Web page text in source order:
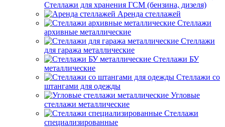
Стеллажи для хранения ГСМ (бензина, дизеля)
Аренда стеллажей
Стеллажи
архивные металлические
Стеллажи
для гаража металлические
Стеллажи БУ
металлические
Стеллажи со
штангами для одежды
Угловые
стеллажи металлические
Стеллажи
специализированные